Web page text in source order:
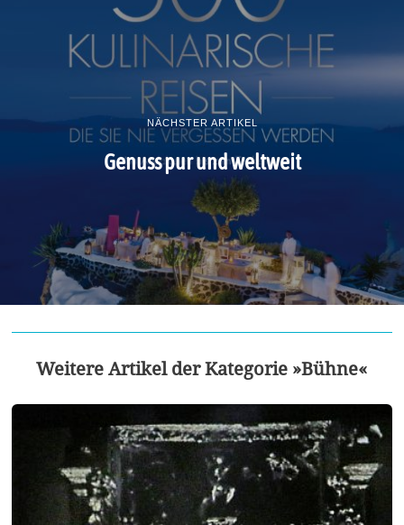
NÄCHSTER ARTIKEL
Genuss pur und weltweit
Weitere Artikel der Kategorie »Bühne«